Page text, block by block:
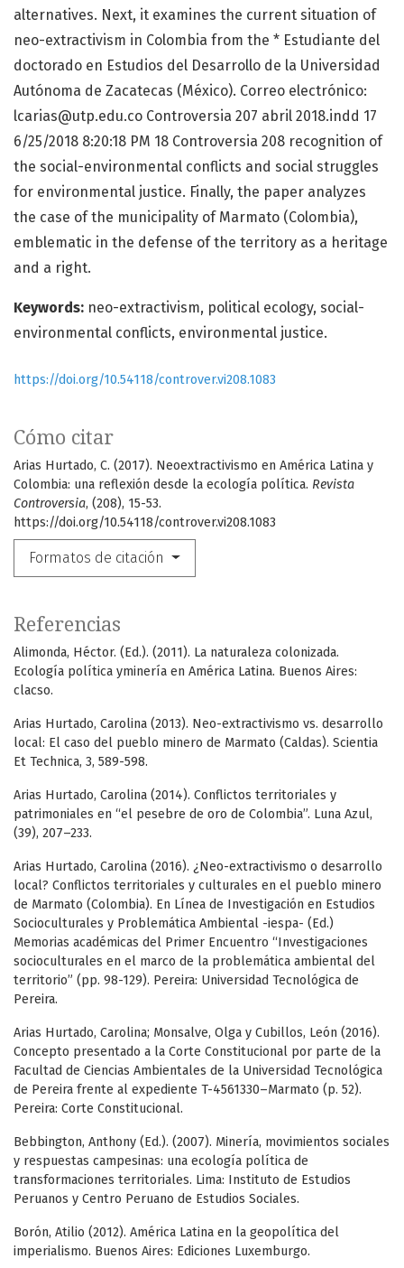
Cómo citar
Arias Hurtado, C. (2017). Neoextractivismo en América Latina y
Colombia: una reflexión desde la ecología política. Revista
Controversia, (208), 15-53.
https://doi.org/10.54118/controver.vi208.1083
Formatos de citación
alternatives. Next, it examines the current situation of
neo-extractivism in Colombia from the * Estudiante del
doctorado en Estudios del Desarrollo de la Universidad
Autónoma de Zacatecas (México). Correo electrónico:
lcarias@utp.edu.co Controversia 207 abril 2018.indd 17
6/25/2018 8:20:18 PM 18 Controversia 208 recognition of
the social-environmental conflicts and social struggles
for environmental justice. Finally, the paper analyzes
the case of the municipality of Marmato (Colombia),
emblematic in the defense of the territory as a heritage
and a right.
Keywords: neo-extractivism, political ecology, social-
environmental conflicts, environmental justice.
https://doi.org/10.54118/controver.vi208.1083
Referencias
Alimonda, Héctor. (Ed.). (2011). La naturaleza colonizada.
Ecología política yminería en América Latina. Buenos Aires:
clacso.
Arias Hurtado, Carolina (2013). Neo-extractivismo vs. desarrollo
local: El caso del pueblo minero de Marmato (Caldas). Scientia
Et Technica, 3, 589-598.
Arias Hurtado, Carolina (2014). Conflictos territoriales y
patrimoniales en “el pesebre de oro de Colombia”. Luna Azul,
(39), 207–233.
Arias Hurtado, Carolina (2016). ¿Neo-extractivismo o desarrollo
local? Conflictos territoriales y culturales en el pueblo minero
de Marmato (Colombia). En Línea de Investigación en Estudios
Socioculturales y Problemática Ambiental -iespa- (Ed.)
Memorias académicas del Primer Encuentro “Investigaciones
socioculturales en el marco de la problemática ambiental del
territorio” (pp. 98-129). Pereira: Universidad Tecnológica de
Pereira.
Arias Hurtado, Carolina; Monsalve, Olga y Cubillos, León (2016).
Concepto presentado a la Corte Constitucional por parte de la
Facultad de Ciencias Ambientales de la Universidad Tecnológica
de Pereira frente al expediente T-4561330–Marmato (p. 52).
Pereira: Corte Constitucional.
Bebbington, Anthony (Ed.). (2007). Minería, movimientos sociales
y respuestas campesinas: una ecología política de
transformaciones territoriales. Lima: Instituto de Estudios
Peruanos y Centro Peruano de Estudios Sociales.
Borón, Atilio (2012). América Latina en la geopolítica del
imperialismo. Buenos Aires: Ediciones Luxemburgo.